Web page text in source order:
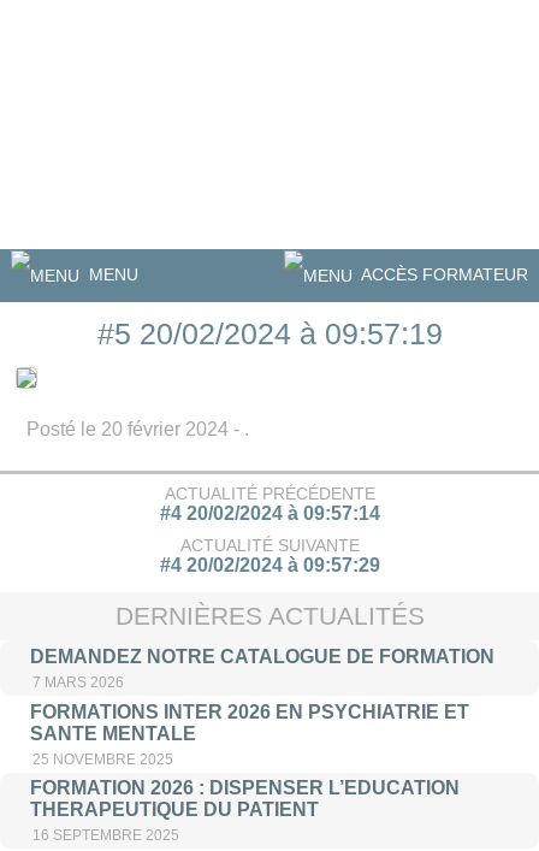
MENU ACCÈS FORMATEUR
#5 20/02/2024 à 09:57:19
Posté le 20 février 2024 - .
ACTUALITÉ PRÉCÉDENTE
#4 20/02/2024 à 09:57:14
ACTUALITÉ SUIVANTE
#4 20/02/2024 à 09:57:29
DERNIÈRES ACTUALITÉS
DEMANDEZ NOTRE CATALOGUE DE FORMATION
7 MARS 2026
FORMATIONS INTER 2026 EN PSYCHIATRIE ET
SANTE MENTALE
25 NOVEMBRE 2025
FORMATION 2026 : DISPENSER L’EDUCATION
THERAPEUTIQUE DU PATIENT
16 SEPTEMBRE 2025